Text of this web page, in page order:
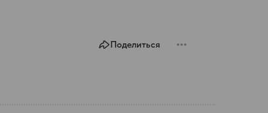
Поделиться